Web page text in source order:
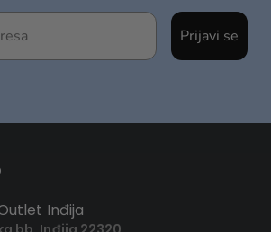
Prijavi se
Inđija